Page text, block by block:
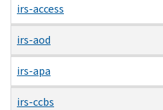
irs-access
irs-aod
irs-apa
irs-ccbs